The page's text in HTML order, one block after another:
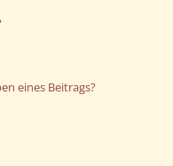
eines Beitrags?